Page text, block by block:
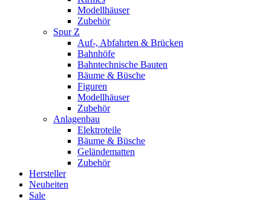
Modellhäuser
Zubehör
Spur Z
Auf-, Abfahrten & Brücken
Bahnhöfe
Bahntechnische Bauten
Bäume & Büsche
Figuren
Modellhäuser
Zubehör
Anlagenbau
Elektroteile
Bäume & Büsche
Geländematten
Zubehör
Hersteller
Neuheiten
Sale